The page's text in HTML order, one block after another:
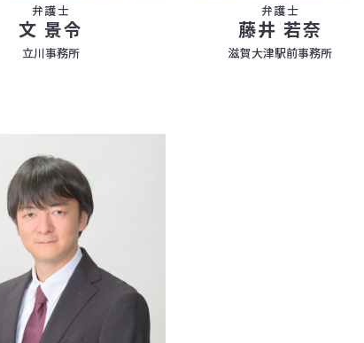
弁護士
文 景令
立川事務所
弁護士
藤井 若奈
滋賀大津駅前事務所